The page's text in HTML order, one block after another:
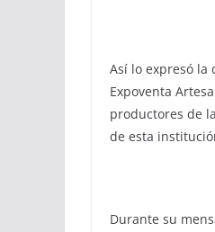
Así lo expresó la
Expoventa
productores de
de esta
Durante su